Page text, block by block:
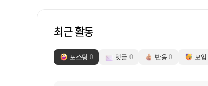
최근 활동
포스팅 0 댓글 0 반응 0 모임